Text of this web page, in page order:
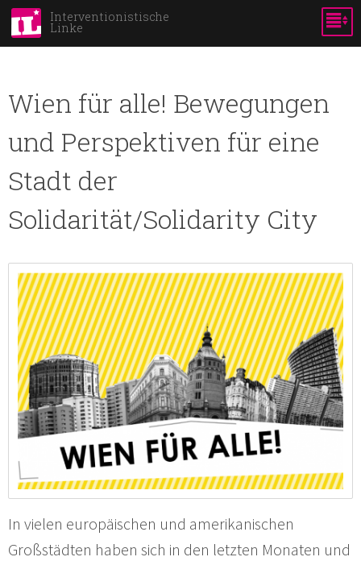
Direkt
Inhalt
Interventionistische
Linke
Wien für alle! Bewegungen
und Perspektiven für eine
Stadt der
Solidarität/Solidarity City
In vielen europäischen und amerikanischen
Großstädten haben sich in den letzten Monaten und